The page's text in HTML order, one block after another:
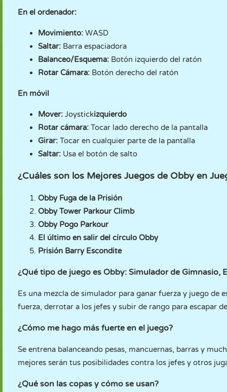
En el ordenador:
Movimiento: WASD
Saltar: Barra espaciadora
Balanceo/Esquema: Botón izquierdo del ratón
Rotar Cámara: Botón derecho del ratón
En móvil
Mover: Joystickizquierdo
Rotar cámara: Tocar lado derecho de la pantalla
Girar: Tocar en cualquier parte de la pantalla
Saltar: Usa el botón de salto
¿Cuáles son los Mejores Juegos de Obby en
Obby Fuga de la Prisión
Obby Tower Parkour Climb
Obby Pogo Parkour
El último en salir del círculo Obby
Prisión Barry Escondite
¿Qué tipo de juego es Obby: Simulador de Gimnasio,
Es una mezcla de simulador para ganar fuerza y juego de
fuerza, derrotar a los jefes y subir de rango para escapar
¿Cómo me hago más fuerte en el juego?
Se entrena balanceando pesas, mancuernas, barras y
mejores serán tus posibilidades contra los jefes y otros
¿Qué son las copas y cómo se usan?